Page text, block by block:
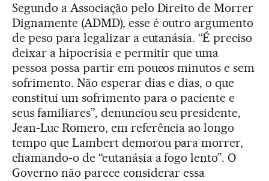
Segundo a Associação pelo Direito de Morrer
Dignamente (ADMD), esse é outro argumento
de peso para legalizar a eutanásia. “É preciso
deixar a hipocrisia e permitir que uma
pessoa possa partir em poucos minutos e sem
sofrimento. Não esperar dias e dias, o que
constitui um sofrimento para o paciente e
seus familiares”, denunciou seu presidente,
Jean-Luc Romero, em referência ao longo
tempo que Lambert demorou para morrer,
chamando-o de “eutanásia a fogo lento”. O
Governo não parece considerar essa